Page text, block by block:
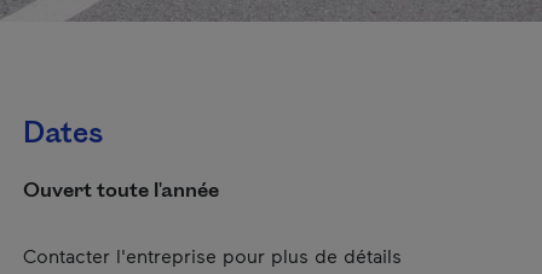
Dates
Ouvert toute l'année
Contacter l'entreprise pour plus de détails